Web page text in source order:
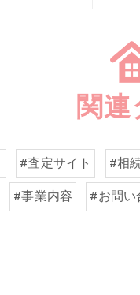
関
#査定サイト #相
#事業内容 #お問い